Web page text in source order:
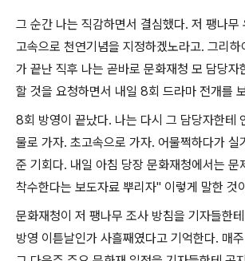
그 순간 나는 직감하면서 결심했다. 저 팽나무
고속으로 천연기념을 지정하겠노라고. 그리
가 끝난 직후 나는 곧바로 문화재청 모 담당자
할 것을 요청하면서 내일 8회 드라마 전개를
8회 방영이 끝났다. 나는 다시 그 담당자한테
물로 가자. 초고속으로 가자. 어물쩍하다가 실
준 기회다. 내일 아침 당장 문화재청에서는 문
착수한다는 보도자료 뿌리자" 이렇게 말한 것
문화재청이 저 팽나무 조사 방침을 기자들한
방영 이튿날인가 사흘째였다고 기억한다. 매